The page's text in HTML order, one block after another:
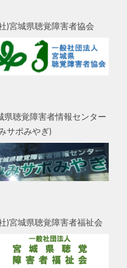
)宮城県聴覚障害者協会
県聴覚障害者情報センター
サポみやぎ)
)宮城県聴覚障害者福祉会